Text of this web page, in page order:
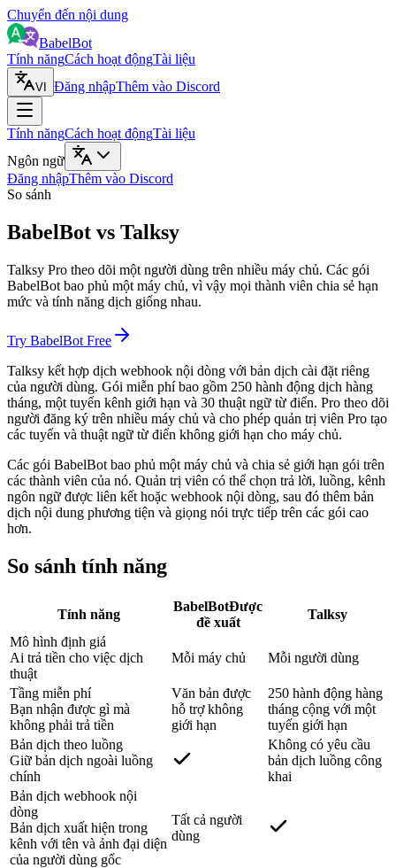
Chuyển đến nội dung
BabelBot
Tính năngCách hoạt độngTài liệu
VI Đăng nhậpThêm vào Discord
Tính năngCách hoạt độngTài liệu
Ngôn ngữ
Đăng nhậpThêm vào Discord
So sánh
BabelBot vs Talksy
Talksy Pro theo dõi một người dùng trên nhiều máy chủ. Các gói
BabelBot bao phủ một máy chủ, vì vậy mọi thành viên chia sẻ hạn
mức và tính năng dịch giống nhau.
Try BabelBot Free
Talksy kết hợp dịch webhook nội dòng với bản dịch cài đặt riêng
của người dùng. Gói miễn phí bao gồm 250 hành động dịch hàng
tháng, một tuyến kênh giới hạn và 30 thuật ngữ từ điển. Pro theo dõi
người đăng ký trên nhiều máy chủ và cho phép quản trị viên Pro tạo
các tuyến và thuật ngữ từ điển không giới hạn cho máy chủ.
Các gói BabelBot bao phủ một máy chủ và chia sẻ giới hạn gói trên
các thành viên của nó. Quản trị viên có thể chọn trả lời, luồng, kênh
ngôn ngữ được liên kết hoặc webhook nội dòng, sau đó thêm bản
dịch nội dung phương tiện và giọng nói trực tiếp trên các gói cao
hơn.
So sánh tính năng
Tính năng
BabelBotĐược
đề xuất
Talksy
Mô hình định giá
Ai trả tiền cho việc dịch
thuật
Mỗi máy chủ Mỗi người dùng
Tầng miễn phí
Bạn nhận được gì mà
không phải trả tiền
Văn bản được
hỗ trợ không
giới hạn
250 hành động hàng
tháng cộng với một
tuyến giới hạn
Bản dịch theo luồng
Giữ bản dịch ngoài luồng
chính
Không có yêu cầu
bản dịch luồng công
khai
Bản dịch webhook nội
dòng
Bản dịch xuất hiện trong
kênh với tên và ảnh đại diện
của người dùng gốc
Tất cả người
dùng